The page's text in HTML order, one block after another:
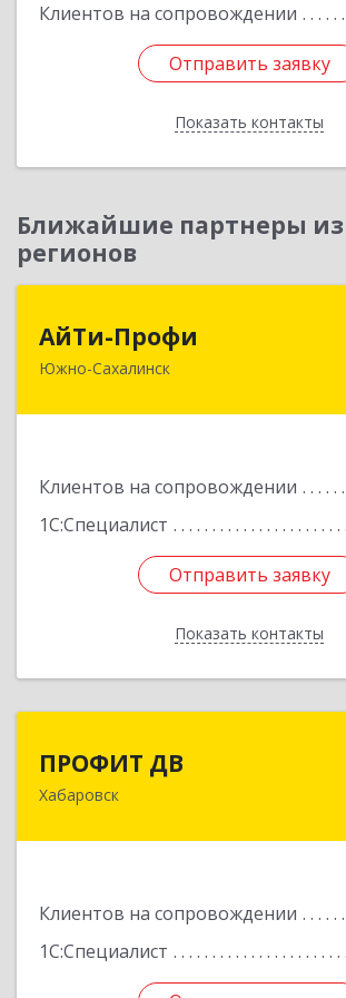
Клиентов на сопровождении
Отправить заявку
Показать контакты
Отправить заявку
Назад
Ближайшие партнеры из
регионов
АйТи-Профи
Южно-Сахалинск
Клиентов на сопровождении
1С:Специалист
Отправить заявку
Показать контакты
693023, Сахалинская
Отправить заявку
Назад
ПРОФИТ ДВ
Хабаровск
Клиентов на сопровождении
1С:Специалист
680000, Хабаровский край,